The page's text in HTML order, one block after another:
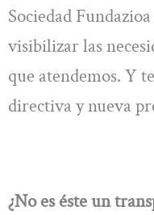
Sociedad
visibilizar las
que atendemos. Y
directiva y nueva
¿No es éste un